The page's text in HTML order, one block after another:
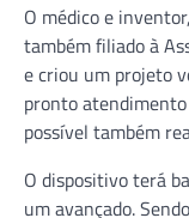
O médico e
também filiado à
e criou um projeto
pronto
possível também
O dispositivo terá
um avançado.